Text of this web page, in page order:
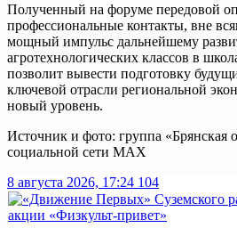
Полученный на форуме передовой
профессиональные контакты, вне
мощный импульс дальнейшему
агротехнологических классов в
позволит вывести подготовку
ключевой отрасли региональной
новый уровень.
Источник и фото: группа «Брянская
социальной сети МАХ
8 августа 2026, 17:24 104